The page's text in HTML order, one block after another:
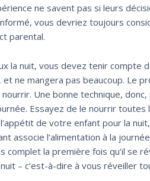
ne savent pas si leurs
vous devriez toujours
parental.
la nuit, vous devez tenir compte
ne mangera pas beaucoup. Le
Une bonne technique,
Essayez de le nourrir
de votre enfant pour la
associe l’alimentation à la
la première fois qu’il se
– c’est-à-dire à vous réveiller